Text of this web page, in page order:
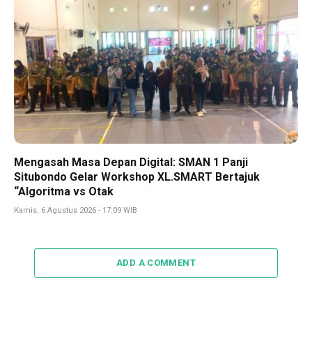
Mengasah Masa Depan Digital: SMAN 1 Panji
Situbondo Gelar Workshop XL.SMART Bertajuk
“Algoritma vs Otak
Kamis, 6 Agustus 2026 - 17:09 WIB
ADD A COMMENT